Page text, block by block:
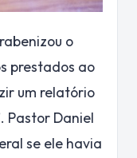
o
prestados ao
um relatório
Pastor Daniel
se ele havia